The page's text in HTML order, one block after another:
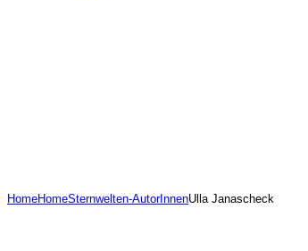
HomeHomeSternwelten-AutorInnenUlla Janascheck